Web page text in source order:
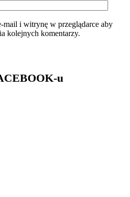
mail i witrynę w przeglądarce aby
kolejnych komentarzy.
u